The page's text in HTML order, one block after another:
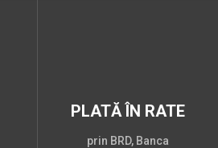
PLATĂ ÎN RATE
prin BRD, Banca